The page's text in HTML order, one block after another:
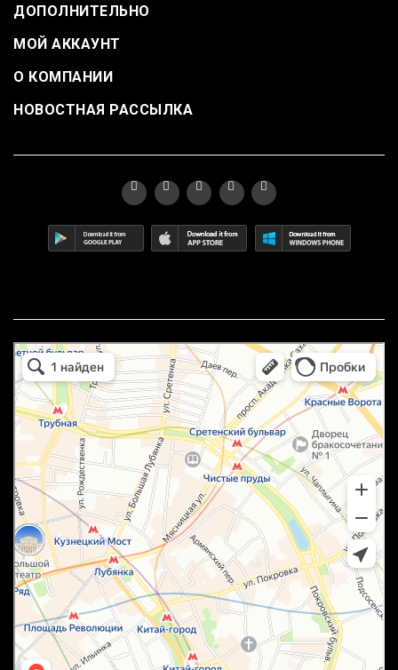
ДОПОЛНИТЕЛЬНО
МОЙ АККАУНТ
О КОМПАНИИ
НОВОСТНАЯ РАССЫЛКА
маркетплейс охотный ряд в Москве
Москва